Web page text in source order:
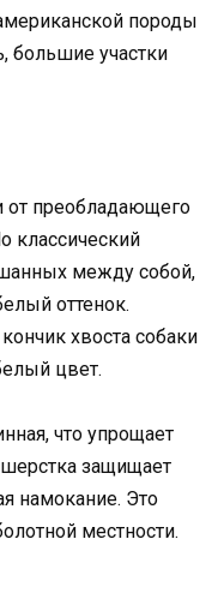
породы
большие участки
от преобладающего
классический
между собой,
оттенок.
хвоста собаки
цвет.
что упрощает
защищает
намокание. Это
местности.